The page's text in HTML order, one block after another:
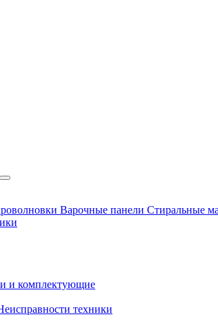
Варочные панели Стиральные
и комплектующие
техники